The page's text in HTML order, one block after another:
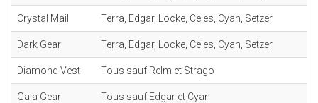
Crystal Mail Terra, Edgar, Locke, Celes, Cyan, Setzer
Dark Gear Terra, Edgar, Locke, Celes, Cyan, Setzer
Diamond Vest Tous sauf Relm et Strago
Gaia Gear Tous sauf Edgar et Cyan